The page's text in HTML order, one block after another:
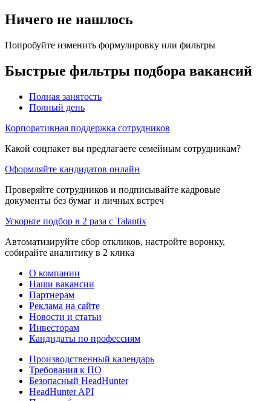
Ничего не нашлось
Попробуйте изменить формулировку или фильтры
Быстрые фильтры подбора вакансий
Полная занятость
Полный день
Корпоративная поддержка сотрудников
Какой соцпакет вы предлагаете семейным сотрудникам?
Оформляйте кандидатов онлайн
Проверяйте сотрудников и подписывайте кадровые
документы без бумаг и личных встреч
Ускорьте подбор в 2 раза с Talantix
Автоматизируйте сбор откликов, настройте воронку,
собирайте аналитику в 2 клика
О компании
Наши вакансии
Партнерам
Реклама на сайте
Новости и статьи
Инвесторам
Кандидаты по профессиям
Производственный календарь
Требования к ПО
Безопасный HeadHunter
HeadHunter API